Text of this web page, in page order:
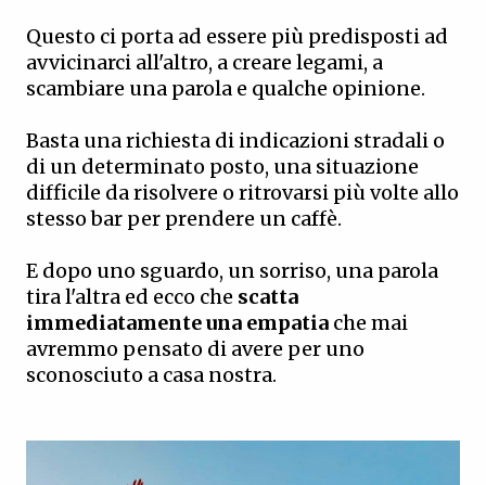
Questo ci porta ad essere più predisposti ad
avvicinarci all'altro, a creare legami, a
scambiare una parola e qualche opinione.
Basta una richiesta di indicazioni stradali o
di un determinato posto, una situazione
difficile da risolvere o ritrovarsi più volte allo
stesso bar per prendere un caffè.
E dopo uno sguardo, un sorriso, una parola
tira l'altra ed ecco che scatta
immediatamente una empatia che mai
avremmo pensato di avere per uno
sconosciuto a casa nostra.